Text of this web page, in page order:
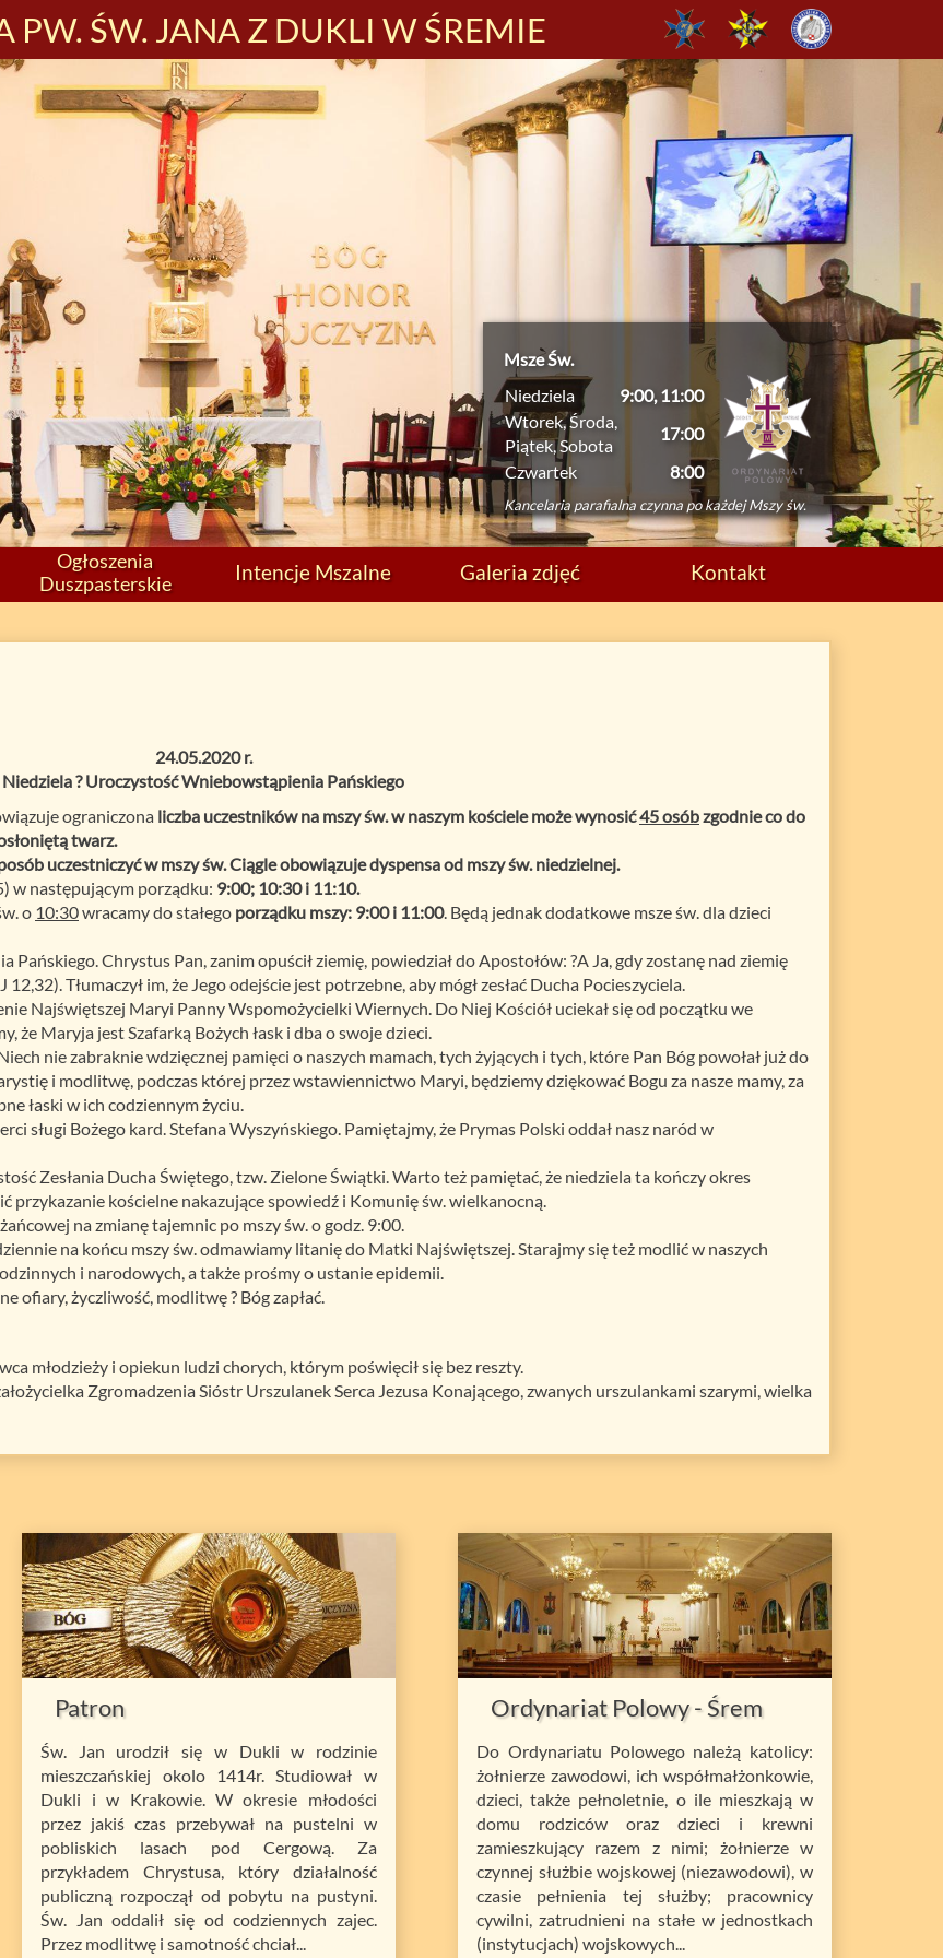
PW. ŚW. JANA Z DUKLI W ŚREMIE
Msze Św.
Niedziela
9:00, 11:00
Wtorek, Środa,
Piątek, Sobota
17:00
Czwartek
8:00
Kancelaria parafialna czynna po każdej Mszy św.
Ogłoszenia
Duszpasterskie
Intencje Mszalne Galeria zdjęć Kontakt
24.05.2020 r.
Niedziela ? Uroczystość Wniebowstąpienia Pańskiego
ograniczona liczba uczestników na mszy św. w naszym kościele może wynosić45 osóbzgodnie co do
twarz.
uczestniczyć w mszy św. Ciągle obowiązuje dyspensa od mszy św. niedzielnej.
w następującym porządku: 9:00; 10:30 i 11:10.
o 10:30wracamy do stałego porządku mszy: 9:00 i 11:00. Będą jednak dodatkowe msze św. dla dzieci
Chrystus Pan, zanim opuścił ziemię, powiedział do Apostołów: ?A Ja, gdy zostanę nad ziemię
Tłumaczył im, że Jego odejście jest potrzebne, aby mógł zesłać Ducha Pocieszyciela.
Najświętszej Maryi Panny Wspomożycielki Wiernych. Do Niej Kościół uciekał się od początku we
że Maryja jest Szafarką Bożych łask i dba o swoje dzieci.
nie zabraknie wdzięcznej pamięci o naszych mamach, tych żyjących i tych, które Pan Bóg powołał już do
i modlitwę, podczas której przez wstawiennictwo Maryi, będziemy dziękować Bogu za nasze mamy, za
łaski w ich codziennym życiu.
sługi Bożego kard. Stefana Wyszyńskiego. Pamiętajmy, że Prymas Polski oddał nasz naród w
Zesłania Ducha Świętego, tzw. Zielone Świątki. Warto też pamiętać, że niedziela ta kończy okres
przykazanie kościelne nakazujące spowiedź i Komunię św. wielkanocną.
na zmianę tajemnic po mszy św. o godz. 9:00.
na końcu mszy św. odmawiamy litanię do Matki Najświętszej. Starajmy się też modlić w naszych
i narodowych, a także prośmy o ustanie epidemii.
ofiary, życzliwość, modlitwę ? Bóg zapłać.
młodzieży i opiekun ludzi chorych, którym poświęcił się bez reszty.
Zgromadzenia Sióstr Urszulanek Serca Jezusa Konającego, zwanych urszulankami szarymi, wielka
Patron
Św. Jan urodził się w Dukli w rodzinie
mieszczańskiej okolo 1414r. Studiował w
Dukli i w Krakowie. W okresie młodości
przez jakiś czas przebywał na pustelni w
pobliskich lasach pod Cergową. Za
przykładem Chrystusa, który działalność
publiczną rozpoczął od pobytu na pustyni.
Św. Jan oddalił się od codziennych zajec.
Przez modlitwę i samotność chciał...
Ordynariat Polowy - Śrem
Do Ordynariatu Polowego należą katolicy:
żołnierze zawodowi, ich współmałżonkowie,
dzieci, także pełnoletnie, o ile mieszkają w
domu rodziców oraz dzieci i krewni
zamieszkujący razem z nimi; żołnierze w
czynnej służbie wojskowej (niezawodowi), w
czasie pełnienia tej służby; pracownicy
cywilni, zatrudnieni na stałe w jednostkach
(instytucjach) wojskowych...